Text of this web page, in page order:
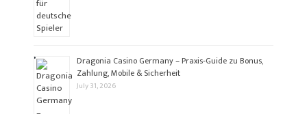
Dragonia Casino Germany – Praxis‑Guide zu Bonus,
Zahlung, Mobile & Sicherheit
July 31, 2026